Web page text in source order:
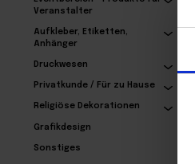
Veranstalter
Aufkleber, Etiketten,
Anhänger
Druckwesen
Privatkunde / Für zu Hause
Religiöse Dekorationen
Grafikdesign
Sonstiges